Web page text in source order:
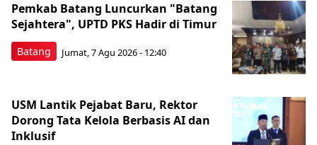
Batang
Pemkab Batang Luncurkan "Batang
Sejahtera", UPTD PKS Hadir di Timur
Jumat, 7 Agu 2026 - 12:40
USM Lantik Pejabat Baru, Rektor
Dorong Tata Kelola Berbasis AI dan
Inklusif